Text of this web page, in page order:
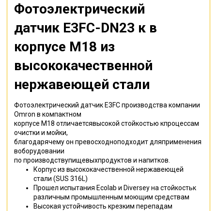
Фотоэлектрический
датчик E3FC-DN23 к в
корпусе M18 из
высококачественной
нержавеющей стали
Фотоэлектрический датчик E3FC производства компании
Omron в компактном
корпусе M18 отличаетсявысокой стойкостью кпроцессам
очистки и мойки,
благодарячему он превосходноподходит дляприменения
воборудовании
по производствупищевыхпродуктов и напитков.
Корпус из высококачественной нержавеющей
стали (SUS 316L)
Прошел испытания Ecolab и Diversey на стойкостьк
различным промышленным моющим средствам
Высокая устойчивость крезким перепадам